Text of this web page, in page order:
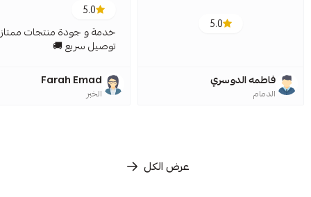
5.0
فاطمه الدوسري
الدمام
5.0
خدمة و جودة منتجات
توصيل سريع 🚚
Farah Emad
الخبر
عرض الكل